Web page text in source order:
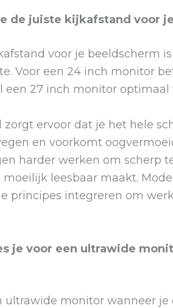
de juiste kijkafstand voor
voor je beeldscherm
Voor een 24 inch monitor
een 27 inch monitor
zorgt ervoor dat je het hele
en voorkomt
harder werken om scherp
moeilijk leesbaar maakt.
principes integreren om
je voor een ultrawide
ultrawide monitor wanneer